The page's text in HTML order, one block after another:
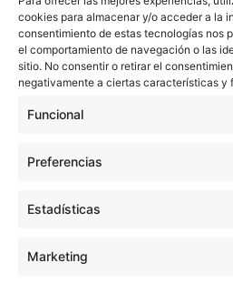
cookies para almacenar y/o acceder a la
consentimiento de estas tecnologías nos
el comportamiento de navegación o las
sitio. No consentir o retirar el
negativamente a ciertas características y
Funcional
Preferencias
Estadísticas
Marketing
derechos reservados |